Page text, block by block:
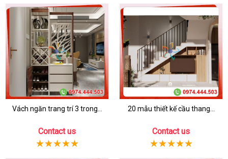
Vách ngăn trang trí 3 trong...
Contact us
20 mẫu thiết kế cầu thang...
Contact us